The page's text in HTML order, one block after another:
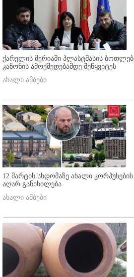
ქარელის მერიაში პლასტმასის
კანონის ამოქმედებამდე შეწყვიტეს
ახალი ამბები
12 მარტის სხდომაზე ახალი
აღარ განიხილება
ახალი ამბები